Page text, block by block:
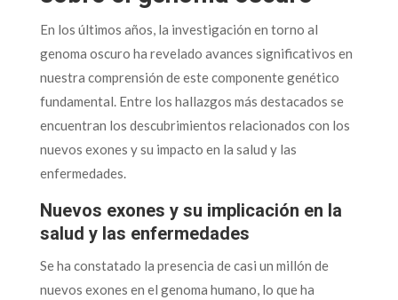
En los últimos años, la investigación en torno al
genoma oscuro ha revelado avances significativos en
nuestra comprensión de este componente genético
fundamental. Entre los hallazgos más destacados se
encuentran los descubrimientos relacionados con los
nuevos exones y su impacto en la salud y las
enfermedades.
Nuevos exones y su implicación en la
salud y las enfermedades
Se ha constatado la presencia de casi un millón de
nuevos exones en el genoma humano, lo que ha